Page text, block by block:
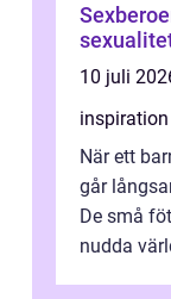
10 juli
inspiration
När ett
går
De små
nudda